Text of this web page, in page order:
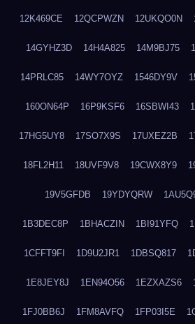
12K469CE 12QCPWZN 12UKQO0N
14GYHZ3D 14H4A825 14M9BJ75
14PRLC85 14WY7OYZ 1546DY9V
160ON64P 16P9KSF6 16SBWI43
17HG5UY8 17SO7X9S 17UXEZ2B
18FL2H11 18UVF9V8 19CWX8Y9
19V5GFDB 19YDYQRW
1B3DEC8P 1BHACZIN 1BI91YFQ
1CFFT9FI 1D9U2JR1 1DBSQ817
1E8JEY8J 1EN94O56 1EZXAZS6
1FJ0BB6J 1FM8AVFQ 1FP03I5E